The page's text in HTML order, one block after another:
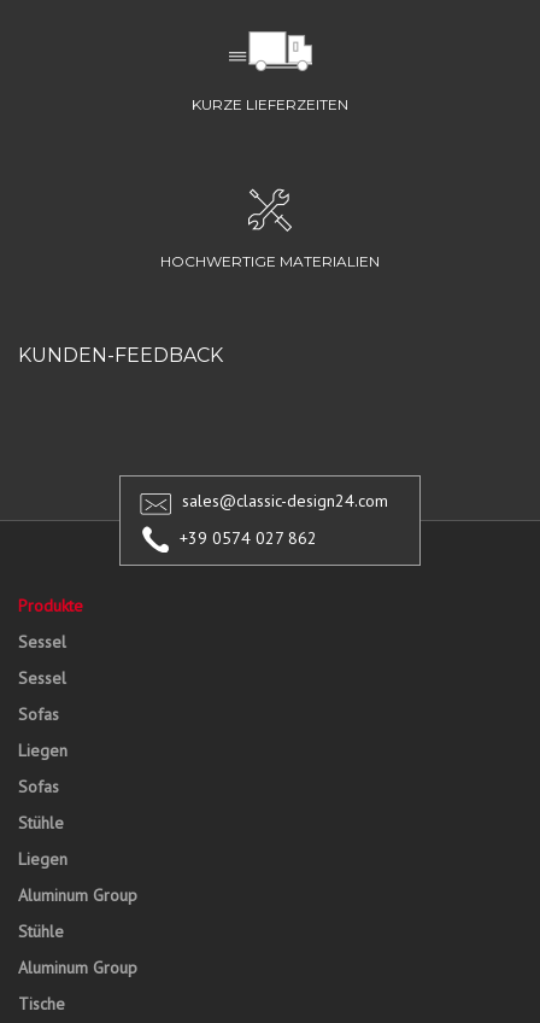
KURZE LIEFERZEITEN
HOCHWERTIGE MATERIALIEN
KUNDEN-FEEDBACK
sales@classic-design24.com
+39 0574 027 862
Produkte
Sessel
Sessel
Sofas
Liegen
Sofas
Stühle
Liegen
Aluminum Group
Stühle
Aluminum Group
Tische